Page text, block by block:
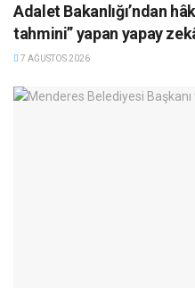
Adalet Bakanlığı’ndan
tahmini” yapan yapay
7 AĞUSTOS 2026